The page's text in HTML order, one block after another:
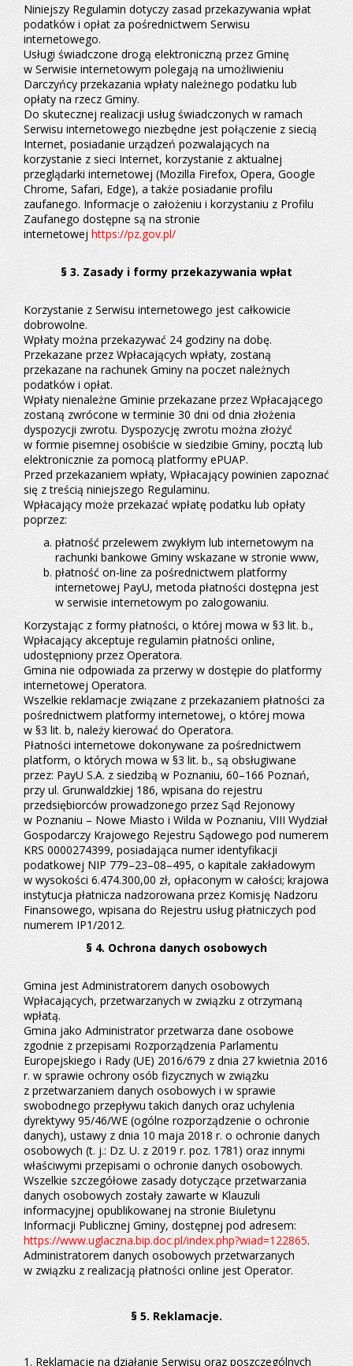
Niniejszy Regulamin dotyczy zasad przekazywania wpłat
podatków i opłat za pośrednictwem Serwisu
internetowego.
Usługi świadczone drogą elektroniczną przez Gminę
w Serwisie internetowym polegają na umożliwieniu
Darczyńcy przekazania wpłaty należnego podatku lub
opłaty na rzecz Gminy.
Do skutecznej realizacji usług świadczonych w ramach
Serwisu internetowego niezbędne jest połączenie z siecią
Internet, posiadanie urządzeń pozwalających na
korzystanie z sieci Internet, korzystanie z aktualnej
przeglądarki internetowej (Mozilla Firefox, Opera, Google
Chrome, Safari, Edge), a także posiadanie profilu
zaufanego. Informacje o założeniu i korzystaniu z Profilu
Zaufanego dostępne są na stronie
internetowej https://pz.gov.pl/
§ 3. Zasady i formy przekazywania wpłat
Korzystanie z Serwisu internetowego jest całkowicie
dobrowolne.
Wpłaty można przekazywać 24 godziny na dobę.
Przekazane przez Wpłacających wpłaty, zostaną
przekazane na rachunek Gminy na poczet należnych
podatków i opłat.
Wpłaty nienależne Gminie przekazane przez Wpłacającego
zostaną zwrócone w terminie 30 dni od dnia złożenia
dyspozycji zwrotu. Dyspozycję zwrotu można złożyć
w formie pisemnej osobiście w siedzibie Gminy, pocztą lub
elektronicznie za pomocą platformy ePUAP.
Przed przekazaniem wpłaty, Wpłacający powinien zapoznać
się z treścią niniejszego Regulaminu.
Wpłacający może przekazać wpłatę podatku lub opłaty
poprzez:
płatność przelewem zwykłym lub internetowym na
rachunki bankowe Gminy wskazane w stronie www,
płatność on-line za pośrednictwem platformy
internetowej PayU, metoda płatności dostępna jest
w serwisie internetowym po zalogowaniu.
Korzystając z formy płatności, o której mowa w §3 lit. b.,
Wpłacający akceptuje regulamin płatności online,
udostępniony przez Operatora.
Gmina nie odpowiada za przerwy w dostępie do platformy
internetowej Operatora.
Wszelkie reklamacje związane z przekazaniem płatności za
pośrednictwem platformy internetowej, o której mowa
w §3 lit. b, należy kierować do Operatora.
Płatności internetowe dokonywane za pośrednictwem
platform, o których mowa w §3 lit. b., są obsługiwane
przez: PayU S.A. z siedzibą w Poznaniu, 60–166 Poznań,
przy ul. Grunwaldzkiej 186, wpisana do rejestru
przedsiębiorców prowadzonego przez Sąd Rejonowy
w Poznaniu – Nowe Miasto i Wilda w Poznaniu, VIII Wydział
Gospodarczy Krajowego Rejestru Sądowego pod numerem
KRS 0000274399, posiadająca numer identyfikacji
podatkowej NIP 779–23–08–495, o kapitale zakładowym
w wysokości 6.474.300,00 zł, opłaconym w całości; krajowa
instytucja płatnicza nadzorowana przez Komisję Nadzoru
Finansowego, wpisana do Rejestru usług płatniczych pod
numerem IP1/2012.
§ 4. Ochrona danych osobowych
Gmina jest Administratorem danych osobowych
Wpłacających, przetwarzanych w związku z otrzymaną
wpłatą.
Gmina jako Administrator przetwarza dane osobowe
zgodnie z przepisami Rozporządzenia Parlamentu
Europejskiego i Rady (UE) 2016/679 z dnia 27 kwietnia 2016
r. w sprawie ochrony osób fizycznych w związku
z przetwarzaniem danych osobowych i w sprawie
swobodnego przepływu takich danych oraz uchylenia
dyrektywy 95/46/WE (ogólne rozporządzenie o ochronie
danych), ustawy z dnia 10 maja 2018 r. o ochronie danych
osobowych (t. j.: Dz. U. z 2019 r. poz. 1781) oraz innymi
właściwymi przepisami o ochronie danych osobowych.
Wszelkie szczegółowe zasady dotyczące przetwarzania
danych osobowych zostały zawarte w Klauzuli
informacyjnej opublikowanej na stronie Biuletynu
Informacji Publicznej Gminy, dostępnej pod adresem:
https://www.uglaczna.bip.doc.pl/index.php?wiad=122865.
Administratorem danych osobowych przetwarzanych
w związku z realizacją płatności online jest Operator.
§ 5. Reklamacje.
1. Reklamacje na działanie Serwisu oraz poszczególnych